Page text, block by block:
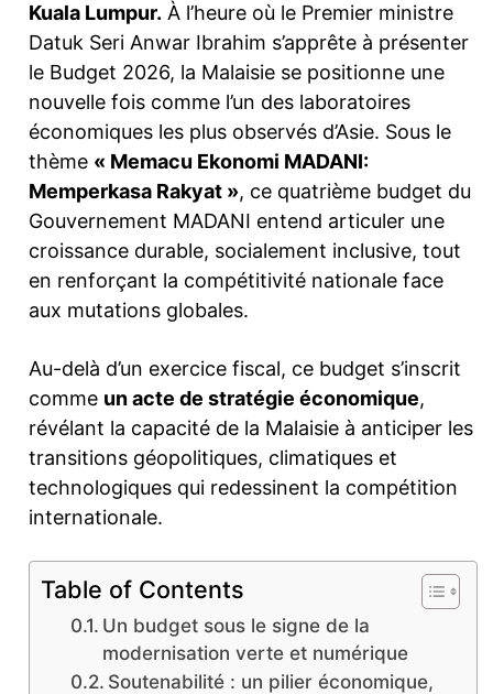
Kuala Lumpur. À l’heure où le Premier ministre
Datuk Seri Anwar Ibrahim s’apprête à présenter
le Budget 2026, la Malaisie se positionne une
nouvelle fois comme l’un des laboratoires
économiques les plus observés d’Asie. Sous le
thème « Memacu Ekonomi MADANI:
Memperkasa Rakyat », ce quatrième budget du
Gouvernement MADANI entend articuler une
croissance durable, socialement inclusive, tout
en renforçant la compétitivité nationale face
aux mutations globales.
Au-delà d’un exercice fiscal, ce budget s’inscrit
comme un acte de stratégie économique,
révélant la capacité de la Malaisie à anticiper les
transitions géopolitiques, climatiques et
technologiques qui redessinent la compétition
internationale.
Table of Contents
Un budget sous le signe de la
modernisation verte et numérique
Soutenabilité : un pilier économique,